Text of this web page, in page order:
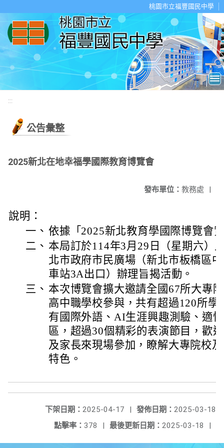
桃園市立福豐國民中學
:::
公告彙整
2025新北在地幸福學國際教育博覽會
發布單位： 教務處 |
說明：
一、 依據「2025新北教育學國際博覽會
二、 本局訂於114年3月29日（星期六）
北市政府市民廣場（新北市板橋區
車站3A出口）辦理旨揭活動。
三、 本次博覽會擴大邀請全國67所大專
高中職學校參與，共有超過120所學
有國際外語、AI生涯興趣測驗、適
區，超過30個精彩的表演節目，歡
及家長來現場參加，瞭解大專院校
特色。
發佈日期： 2025-03-18
下架日期： 2025-04-17
|
最後更新日期： 2025-03-18 |
點擊率： 378 |